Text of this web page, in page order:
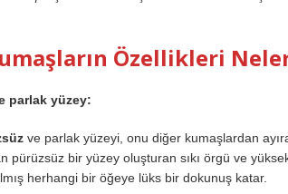
Özellikleri
parlak yüzey:
ve parlak yüzeyi, onu diğer kumaşlardan
pürüzsüz bir yüzey oluşturan sıkı örgü ve
herhangi bir öğeye lüks bir dokunuş katar.